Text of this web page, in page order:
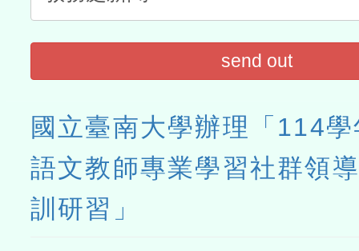
send out
國立臺南大學辦理「114
語文教師專業學習社群領
訓研習」